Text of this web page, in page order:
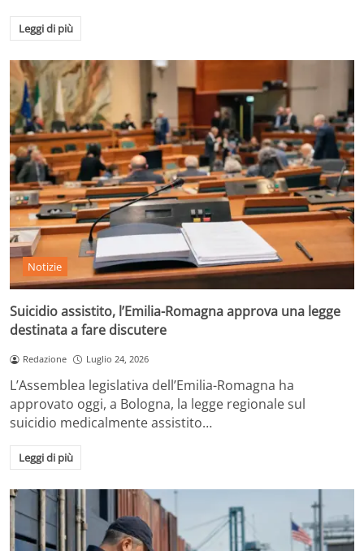
Leggi di più
Notizie
Suicidio assistito, l’Emilia-Romagna approva una legge
destinata a fare discutere
Redazione Luglio 24, 2026
L’Assemblea legislativa dell’Emilia-Romagna ha
approvato oggi, a Bologna, la legge regionale sul
suicidio medicalmente assistito…
Leggi di più